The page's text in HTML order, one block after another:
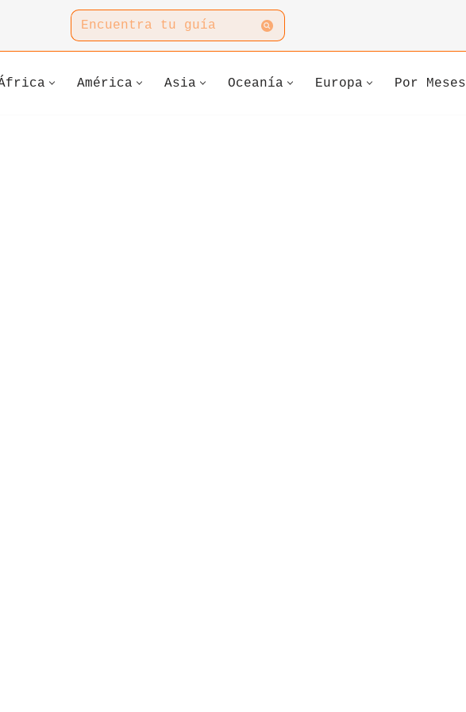
América Asia Oceanía Europa Por Meses